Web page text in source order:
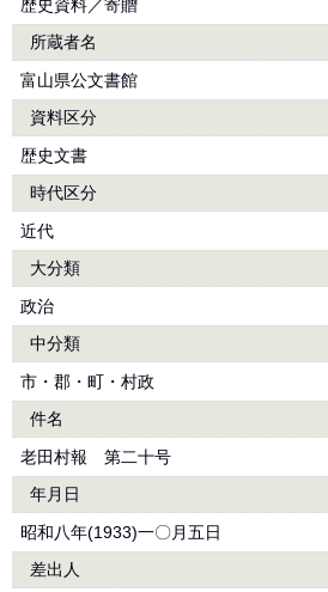
歴史資料／寄贈
所蔵者名
富山県公文書館
資料区分
歴史文書
時代区分
近代
大分類
政治
中分類
市・郡・町・村政
件名
老田村報 第二十号
年月日
昭和八年(1933)一〇月五日
差出人